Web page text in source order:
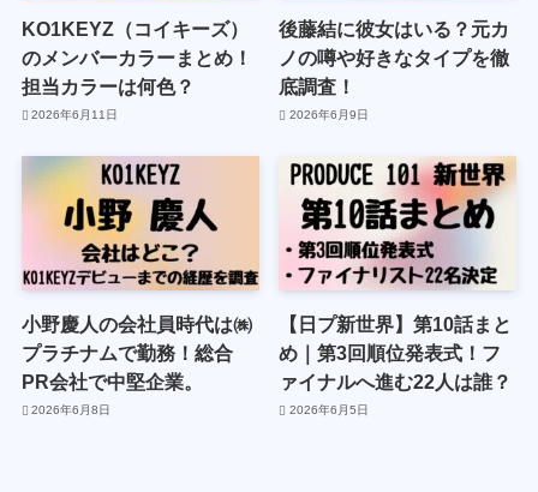
KO1KEYZ（コイキーズ）
のメンバーカラーまとめ！
担当カラーは何色？
2026年6月11日
後藤結に彼女はいる？元カ
ノの噂や好きなタイプを徹
底調査！
2026年6月9日
小野慶人の会社員時代は㈱
プラチナムで勤務！総合
PR会社で中堅企業。
2026年6月8日
【日プ新世界】第10話まと
め｜第3回順位発表式！フ
ァイナルへ進む22人は誰？
2026年6月5日